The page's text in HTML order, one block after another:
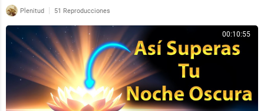
Plenitud | 51 Reproducciones
00:10:55